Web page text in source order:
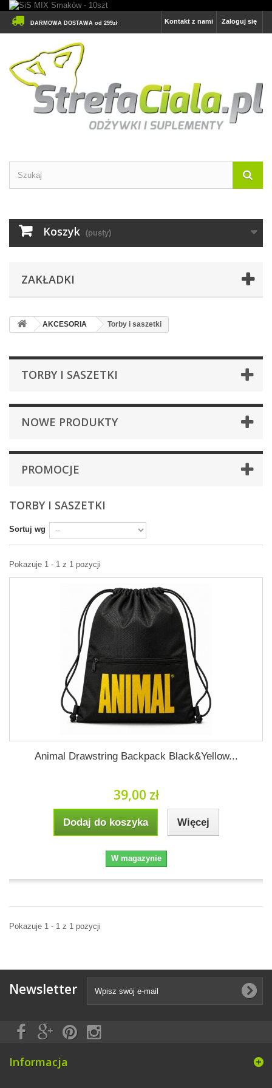
Zaloguj się
Kontakt z nami
DARMOWA DOSTAWA od 299zł
Koszyk (pusty)
ZAKŁADKI
AKCESORIA Torby i saszetki
TORBY I SASZETKI
NOWE PRODUKTY
PROMOCJE
TORBY I SASZETKI
Sortuj wg
Pokazuje 1 - 1 z 1 pozycji
Animal Drawstring Backpack Black&Yellow...
39,00 zł
Dodaj do koszyka Więcej
W magazynie
Pokazuje 1 - 1 z 1 pozycji
Newsletter
Informacja